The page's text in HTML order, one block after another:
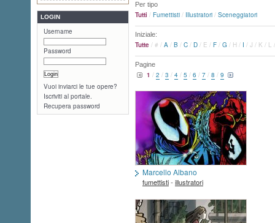
LOGIN
Username
Password
Vuoi inviarci le tue opere?
Iscriviti al portale.
Recupera password
Per tipo
Tutti / Fumettisti / Illustratori / Sceneggiatori
Iniziale:
Tutte / # / A / B / C / D / E / F / G / H / I / J / K / L
Pagine
1 / 2 / 3 / 4 / 5 / 6 / 7 / 8 / 9
Marcello Albano
fumettisti-illustratori